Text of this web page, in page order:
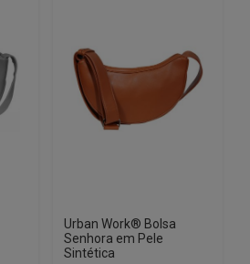
Urban Work® Bolsa
Senhora em Pele
Sintética